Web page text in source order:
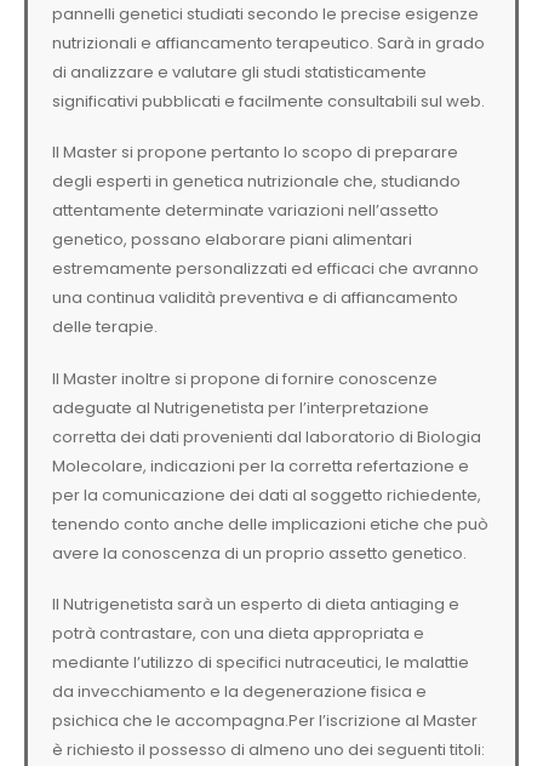
pannelli genetici studiati secondo le precise esigenze
nutrizionali e affiancamento terapeutico. Sarà in grado
di analizzare e valutare gli studi statisticamente
significativi pubblicati e facilmente consultabili sul web.
Il Master si propone pertanto lo scopo di preparare
degli esperti in genetica nutrizionale che, studiando
attentamente determinate variazioni nell’assetto
genetico, possano elaborare piani alimentari
estremamente personalizzati ed efficaci che avranno
una continua validità preventiva e di affiancamento
delle terapie.
Il Master inoltre si propone di fornire conoscenze
adeguate al Nutrigenetista per l’interpretazione
corretta dei dati provenienti dal laboratorio di Biologia
Molecolare, indicazioni per la corretta refertazione e
per la comunicazione dei dati al soggetto richiedente,
tenendo conto anche delle implicazioni etiche che può
avere la conoscenza di un proprio assetto genetico.
Il Nutrigenetista sarà un esperto di dieta antiaging e
potrà contrastare, con una dieta appropriata e
mediante l’utilizzo di specifici nutraceutici, le malattie
da invecchiamento e la degenerazione fisica e
psichica che le accompagna.Per l’iscrizione al Master
è richiesto il possesso di almeno uno dei seguenti titoli: